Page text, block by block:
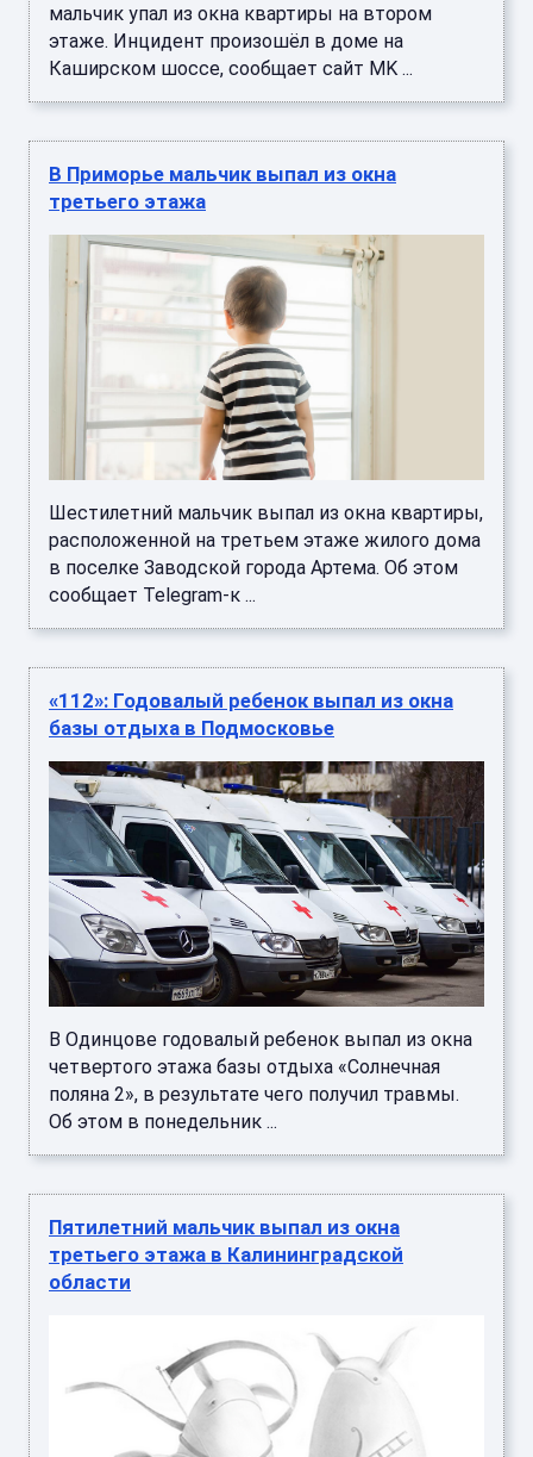
мальчик упал из окна квартиры на втором
этаже. Инцидент произошёл в доме на
Каширском шоссе, сообщает сайт MK ...
В Приморье мальчик выпал из окна
третьего этажа
Шестилетний мальчик выпал из окна квартиры,
расположенной на третьем этаже жилого дома
в поселке Заводской города Артема. Об этом
сообщает Telegram-к ...
«112»: Годовалый ребенок выпал из окна
базы отдыха в Подмосковье
В Одинцове годовалый ребенок выпал из окна
четвертого этажа базы отдыха «Солнечная
поляна 2», в результате чего получил травмы.
Об этом в понедельник ...
Пятилетний мальчик выпал из окна
третьего этажа в Калининградской
области